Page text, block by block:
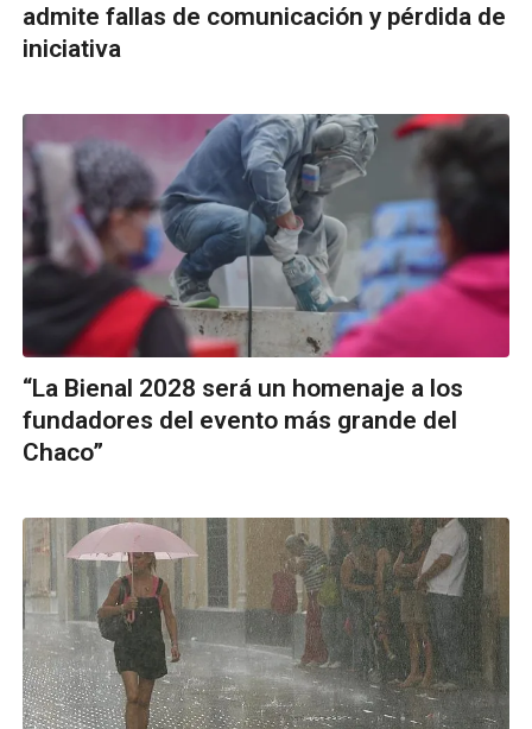
admite fallas de comunicación y pérdida de
iniciativa
“La Bienal 2028 será un homenaje a los
fundadores del evento más grande del
Chaco”